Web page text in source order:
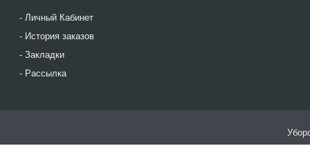
Личный Кабинет
История заказов
Закладки
Рассылка